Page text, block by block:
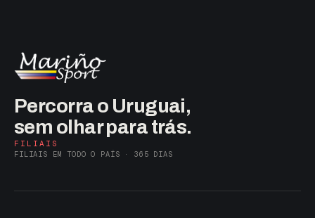
Percorra o Uruguai,
sem olhar para trás.
FILIAIS
FILIAIS EM TODO O PAÍS · 365 DIAS